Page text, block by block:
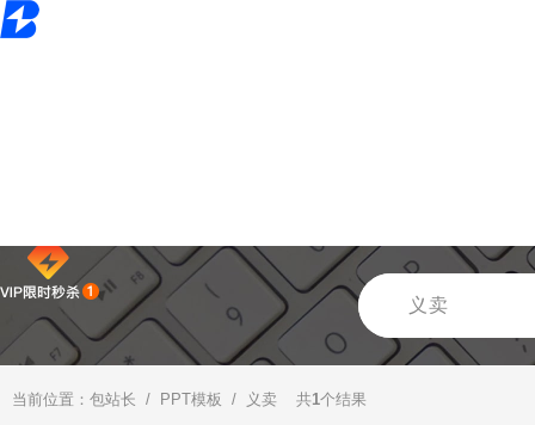
当前位置： 包站长 / PPT模板 / 义卖 共1个结果